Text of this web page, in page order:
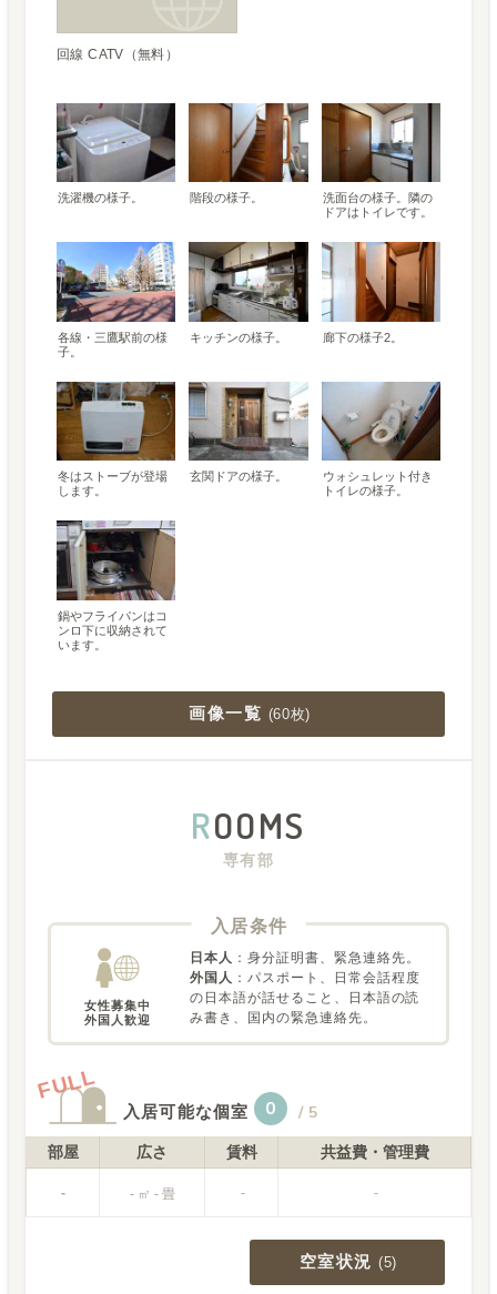
回線 CATV（無料）
洗濯機の様子。 階段の様子。
洗面台の様子。隣の
ドアはトイレです。
各線・三鷹駅前の様
子。
キッチンの様子。 廊下の様子2。
冬はストーブが登場
します。
玄関ドアの様子。
ウォシュレット付き
トイレの様子。
鍋やフライパンはコ
ンロ下に収納されて
います。
画像一覧 (60枚)
ROOMS
専有部
入居条件
女性募集中
外国人歓迎
日本人 ： 身分証明書、緊急連絡先。
外国人 ： パスポート、日常会話程度
の日本語が話せること、日本語の読
み書き、国内の緊急連絡先。
FULL
入居可能な個室 0 / 5
部屋 広さ 賃料 共益費・管理費
- - ㎡ - 畳 - -
空室状況 (5)